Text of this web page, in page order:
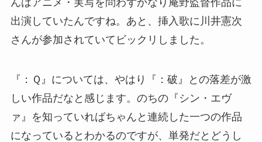
出演していたんですね。あと、挿入歌に川井憲次
さんが参加されていてビックリしました。
『：Ｑ』については、やはり『：破』との落差が激
しい作品だなと感じます。のちの『シン・エヴ
ァ』を知っていればちゃんと連続した一つの作品
になっているとわかるのですが、単発だとどうし